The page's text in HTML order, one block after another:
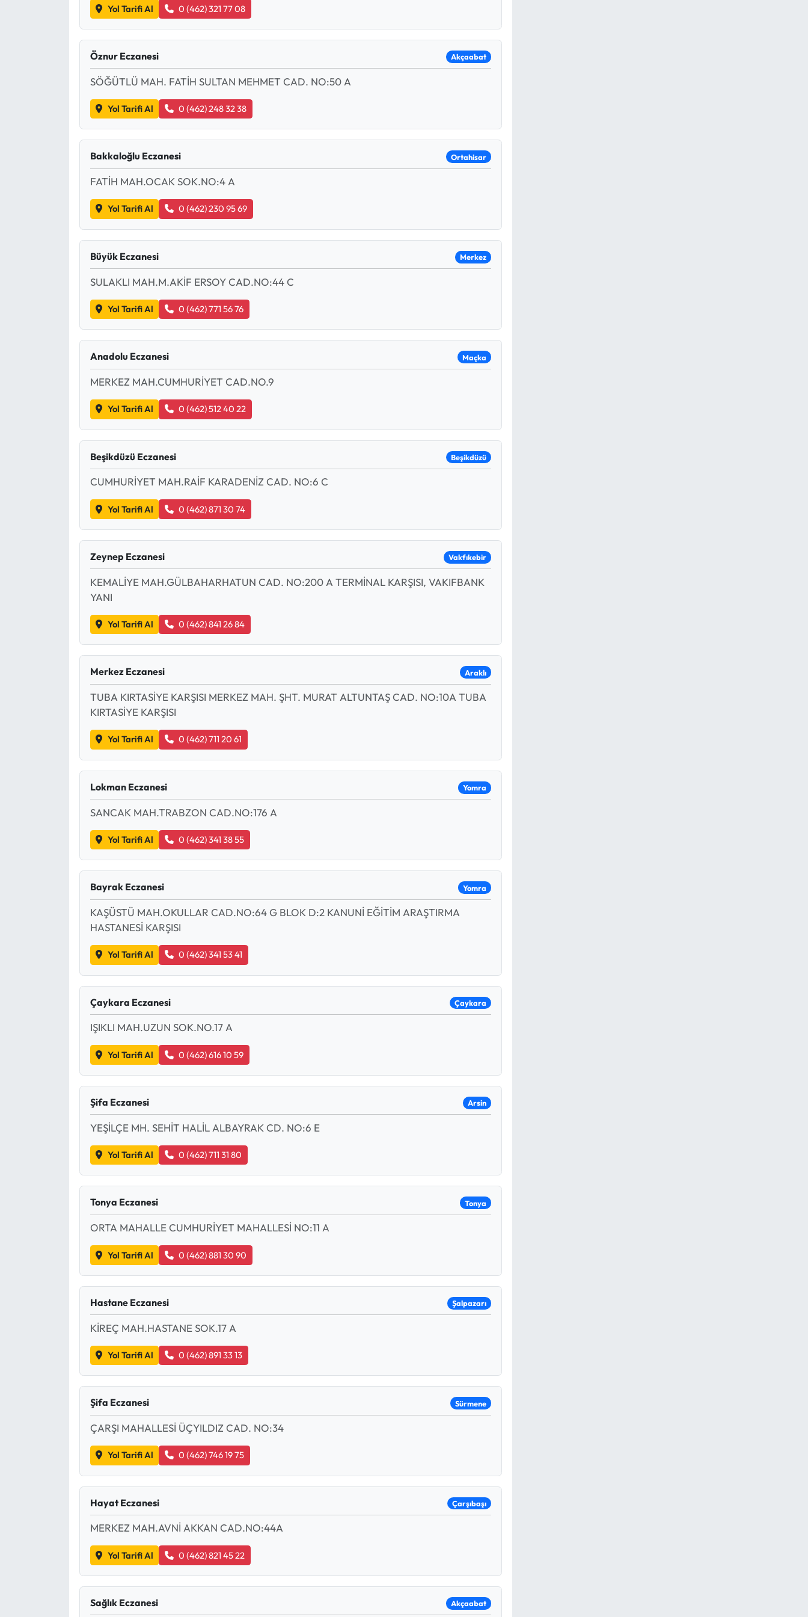
Yol Tarifi Al 0 (462) 321 77 08
Öznur Eczanesi Akçaabat
SÖĞÜTLÜ MAH. FATİH SULTAN MEHMET CAD. NO:50 A
Yol Tarifi Al 0 (462) 248 32 38
Bakkaloğlu Eczanesi Ortahisar
FATİH MAH.OCAK SOK.NO:4 A
Yol Tarifi Al 0 (462) 230 95 69
Büyük Eczanesi Merkez
SULAKLI MAH.M.AKİF ERSOY CAD.NO:44 C
Yol Tarifi Al 0 (462) 771 56 76
Anadolu Eczanesi Maçka
MERKEZ MAH.CUMHURİYET CAD.NO.9
Yol Tarifi Al 0 (462) 512 40 22
Beşikdüzü Eczanesi Beşikdüzü
CUMHURİYET MAH.RAİF KARADENİZ CAD. NO:6 C
Yol Tarifi Al 0 (462) 871 30 74
Zeynep Eczanesi Vakfıkebir
KEMALİYE MAH.GÜLBAHARHATUN CAD. NO:200 A TERMİNAL KARŞISI, VAKIFBANK
YANI
Yol Tarifi Al 0 (462) 841 26 84
Merkez Eczanesi Araklı
TUBA KIRTASİYE KARŞISI MERKEZ MAH. ŞHT. MURAT ALTUNTAŞ CAD. NO:10A TUBA
KIRTASİYE KARŞISI
Yol Tarifi Al 0 (462) 711 20 61
Lokman Eczanesi Yomra
SANCAK MAH.TRABZON CAD.NO:176 A
Yol Tarifi Al 0 (462) 341 38 55
Bayrak Eczanesi Yomra
KAŞÜSTÜ MAH.OKULLAR CAD.NO:64 G BLOK D:2 KANUNİ EĞİTİM ARAŞTIRMA
HASTANESİ KARŞISI
Yol Tarifi Al 0 (462) 341 53 41
Çaykara Eczanesi Çaykara
IŞIKLI MAH.UZUN SOK.NO.17 A
Yol Tarifi Al 0 (462) 616 10 59
Şifa Eczanesi Arsin
YEŞİLÇE MH. SEHİT HALİL ALBAYRAK CD. NO:6 E
Yol Tarifi Al 0 (462) 711 31 80
Tonya Eczanesi Tonya
ORTA MAHALLE CUMHURİYET MAHALLESİ NO:11 A
Yol Tarifi Al 0 (462) 881 30 90
Hastane Eczanesi Şalpazarı
KİREÇ MAH.HASTANE SOK.17 A
Yol Tarifi Al 0 (462) 891 33 13
Şifa Eczanesi Sürmene
ÇARŞI MAHALLESİ ÜÇYILDIZ CAD. NO:34
Yol Tarifi Al 0 (462) 746 19 75
Hayat Eczanesi Çarşıbaşı
MERKEZ MAH.AVNİ AKKAN CAD.NO:44A
Yol Tarifi Al 0 (462) 821 45 22
Sağlık Eczanesi Akçaabat